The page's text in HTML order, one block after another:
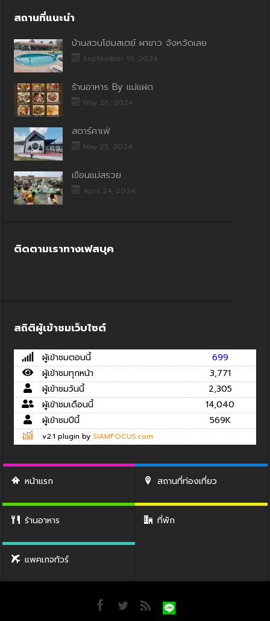
สถานที่แนะนำ
บ้านสวนโฮมสเตย์ ผาขาว จังหวัดเลย
September 10, 2024
ร้านอาหาร By แม่แฝด
May 26, 2024
สตาร์คาเฟ่
May 25, 2024
เขื่อนแม่สรวย
April 24, 2024
ติดตามเราทางเฟสบุค
สถิติผู้เข้าชมเว็บไซต์
ผู้เข้าชมตอนนี้
699
ผู้เข้าชมทุกหน้า
3,771
ผู้เข้าชมวันนี้
2,305
ผู้เข้าชมเดือนนี้
14,040
ผู้เข้าชมปีนี้
569K
v2.1 plugin by SiAMFOCUS.com
หน้าแรก สถานที่ท่องเที่ยว
ร้านอาหาร ที่พัก
แพคเกจทัวร์